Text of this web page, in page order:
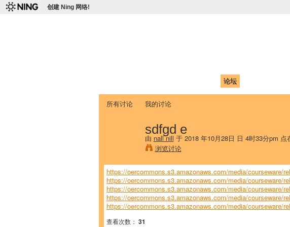
创建 Ning 网络!
论坛
所有讨论 我的讨论
sdfgd e
由 nall nill 于 2018 年10月28日 日 4时33分pm 点
浏览讨论
https://oercommons.s3.amazonaws.com/media/courseware/
https://oercommons.s3.amazonaws.com/media/courseware/
https://oercommons.s3.amazonaws.com/media/courseware/
https://oercommons.s3.amazonaws.com/media/courseware/
https://oercommons.s3.amazonaws.com/media/courseware/
查看次数： 31